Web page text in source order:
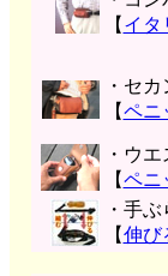
【 イタ
・セ
【ペニ
・ウ
【ペニ
・手
【伸び